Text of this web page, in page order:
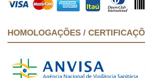
HOMOLOGAÇÕES /